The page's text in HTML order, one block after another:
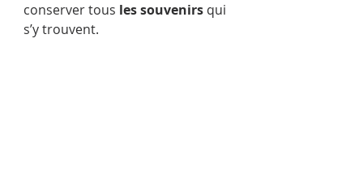
conserver tous les souvenirs qui
s’y trouvent.